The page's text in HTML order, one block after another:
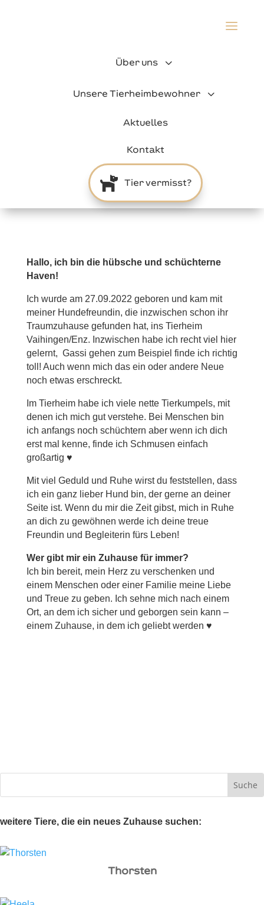
a
3
Über uns
3
Unsere Tierheimbewohner
Aktuelles
Kontakt
 Tier vermisst?
Hallo, ich bin die hübsche und schüchterne
Haven!
Ich wurde am 27.09.2022 geboren und kam mit
meiner Hundefreundin, die inzwischen schon ihr
Traumzuhause gefunden hat, ins Tierheim
Vaihingen/Enz. Inzwischen habe ich recht viel hier
gelernt, Gassi gehen zum Beispiel finde ich richtig
toll! Auch wenn mich das ein oder andere Neue
noch etwas erschreckt.
Im Tierheim habe ich viele nette Tierkumpels, mit
denen ich mich gut verstehe. Bei Menschen bin
ich anfangs noch schüchtern aber wenn ich dich
erst mal kenne, finde ich Schmusen einfach
großartig ♥
Mit viel Geduld und Ruhe wirst du feststellen, dass
ich ein ganz lieber Hund bin, der gerne an deiner
Seite ist. Wenn du mir die Zeit gibst, mich in Ruhe
an dich zu gewöhnen werde ich deine treue
Freundin und Begleiterin fürs Leben!
Wer gibt mir ein Zuhause für immer?
Ich bin bereit, mein Herz zu verschenken und
einem Menschen oder einer Familie meine Liebe
und Treue zu geben. Ich sehne mich nach einem
Ort, an dem ich sicher und geborgen sein kann –
einem Zuhause, in dem ich geliebt werden ♥
weitere Tiere, die ein neues Zuhause suchen:
Thorsten